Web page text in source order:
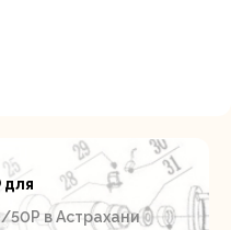
для
в Астрахани